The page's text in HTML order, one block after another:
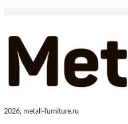
2026, metall-furniture.ru